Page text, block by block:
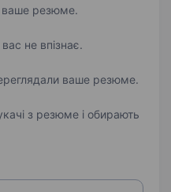
ваше резюме.
не впізнає.
ваше резюме.
з резюме і обирають